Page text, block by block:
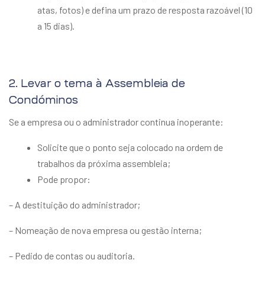
atas, fotos) e defina um prazo de resposta razoável (10
a 15 dias).
2. Levar o tema à Assembleia de
Condóminos
Se a empresa ou o administrador continua inoperante:
Solicite que o ponto seja colocado na ordem de
trabalhos da próxima assembleia;
Pode propor:
– A destituição do administrador;
– Nomeação de nova empresa ou gestão interna;
– Pedido de contas ou auditoria.